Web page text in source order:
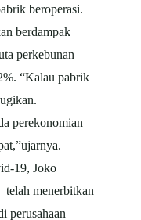
beroperasi.
berdampak
perkebunan
“Kalau pabrik
perekonomian
19, Joko
menerbitkan
perusahaan